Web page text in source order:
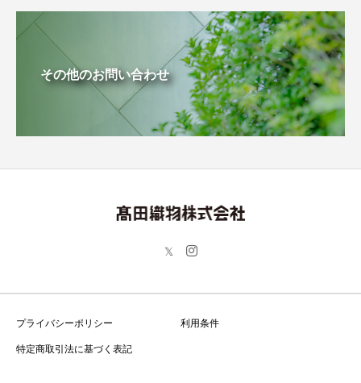
その他のお問い合わせ
プライバシーポリシー
利用条件
特定商取引法に基づく表記